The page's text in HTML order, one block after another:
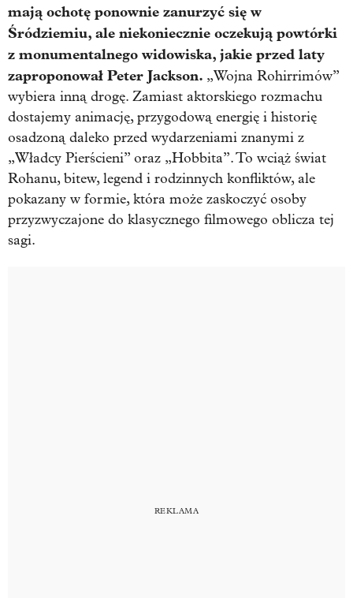
mają ochotę ponownie zanurzyć się w
Śródziemiu, ale niekoniecznie oczekują powtórki
z monumentalnego widowiska, jakie przed laty
zaproponował Peter Jackson. „Wojna Rohirrimów”
wybiera inną drogę. Zamiast aktorskiego rozmachu
dostajemy animację, przygodową energię i historię
osadzoną daleko przed wydarzeniami znanymi z
„Władcy Pierścieni” oraz „Hobbita”. To wciąż świat
Rohanu, bitew, legend i rodzinnych konfliktów, ale
pokazany w formie, która może zaskoczyć osoby
przyzwyczajone do klasycznego filmowego oblicza tej
sagi.